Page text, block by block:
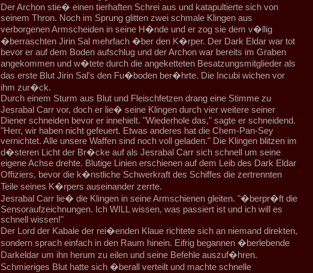
Der Archon stie� einen tierhaften Schrei aus und katapultierte sich von
seinem Thron. Noch im Sprung glitten zwei schmale Klingen aus
verborgenen Armscheiden in seine H�nde und er zog sie dem v�llig
�berraschten Jirin Sal mehrfach �ber den K�rper. Der Dark Eldar war tot
bevor er auf dem Boden aufschlug und der Archon war bereits im Graben
angekommen und w�tete durch die angeketteten Besatzungsmitglieder als
das erste Blut Jirin Sal's den Fu�boden ber�hrte. Die Incubi wichen vor
ihm zur�ck.
Durch einem Sturm aus Blut und Fleischfetzen drang eine Stimme zu
Jesrabal Carr vor, doch er lie� seine Klingen durch vier weitere seiner
Diener schneiden bevor er innehielt. "Wiederhole das," sagte er schneidend.
"Herr, wir haben nicht gefeuert. Etwas anderes hat die Chem-Pan-Sey
vernichtet. Alle unsere Waffen sind noch voll geladen." Die Klingen blitzen im
d�steren Licht der Br�cke auf als Jesrabal Carr sich schnell um seine
eigene Achse drehte. Blutige Linien erschienen auf dem Leib des Dark Eldar
Offiziers, bevor die k�nstliche Schwerkraft des Schiffes die zertrennten
Teile seines K�rpers auseinander zerrte.
Jesrabal Carr lie� die Klingen in seine Armschienen gleiten. "�berpr�ft die
Sensoraufzeichnungen. Ich WILL wissen, was passiert ist und ich will es
schnell wissen!"
Der Lord der Kabale der rei�enden Klaue richtete sich an niemand direkten,
sondern sprach einfach in den Raum hinein. Eifrig begannen �berlebende
Darkeldar um ihn herum zu eilen und seine Befehle auszuf�hren.
Schmieriges Blut hatte sich �berall verteilt und machte schnelle